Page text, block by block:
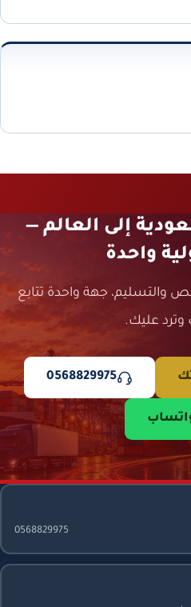
إلى العالم —
واحدة
والتسليم، جهة واحدة تتابع
عليك.
0568829975
0568829975